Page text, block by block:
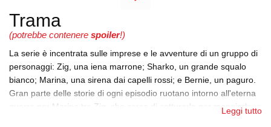
Trama
(potrebbe contenere spoiler!)
La serie è incentrata sulle imprese e le avventure di un gruppo di
personaggi: Zig, una iena marrone; Sharko, un grande squalo
bianco; Marina, una sirena dai capelli rossi; e Bernie, un paguro.
Gran parte delle storie di ogni episodio ruotano intorno all'eterna
guerra per Marina tra Zig, che cerca di catturarla per mangiarla, e
Leggi tutto